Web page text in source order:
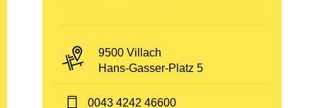
PLZ und Ort:
9500 Villach
Adresse:
Hans-Gasser-Platz 5
Telefon:
0043 4242 46600